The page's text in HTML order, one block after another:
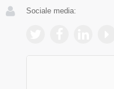
Sociale media: